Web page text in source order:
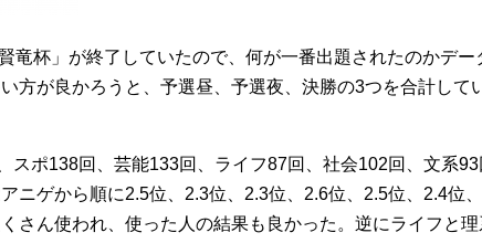
竜杯」が終了していたので、何が一番出題されたのかデー
方が良かろうと、予選昼、予選夜、決勝の3つを合計して
スポ138回、芸能133回、ライフ87回、社会102回、文系93
ニゲから順に2.5位、2.3位、2.3位、2.6位、2.5位、2.4位、
さん使われ、使った人の結果も良かった。逆にライフと理